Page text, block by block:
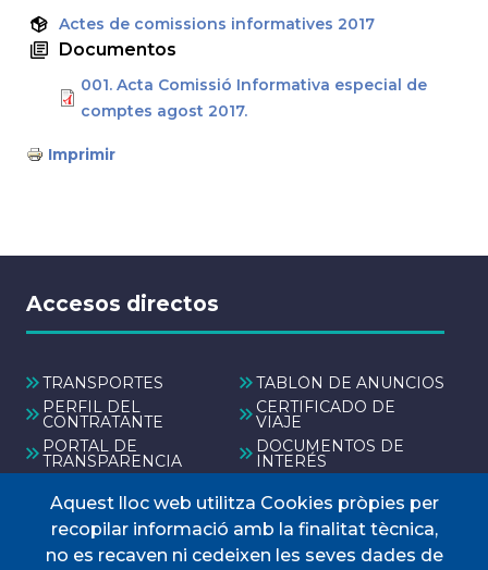
Actes de comissions informatives 2017
Documentos
001. Acta Comissió Informativa especial de
comptes agost 2017.
Imprimir
Accesos directos
TRANSPORTES
TABLÓN DE ANUNCIOS
PERFIL DEL
CONTRATANTE
CERTIFICADO DE
VIAJE
PORTAL DE
TRANSPARENCIA
DOCUMENTOS DE
INTERÉS
Menú
Aquest lloc web utilitza Cookies pròpies per
recopilar informació amb la finalitat tècnica,
no es recaven ni cedeixen les seves dades de